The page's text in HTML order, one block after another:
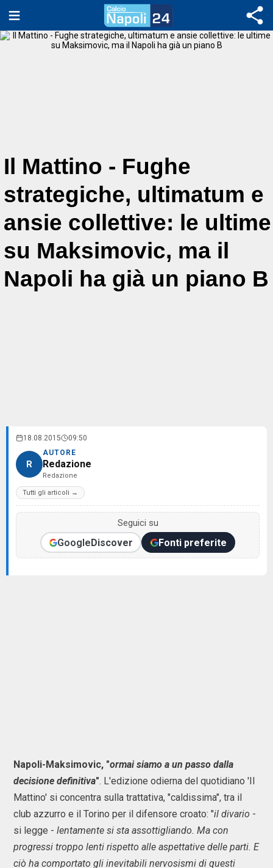
Il Mattino - Fughe
strategiche, ultimatum e
ansie collettive: le ultime
su Maksimovic, ma il
Napoli ha già un piano B
18.08.2015 09:50
R
AUTORE
Redazione
Redazione
Tutti gli articoli →
Seguici su
GoogleDiscover Fonti preferite
Napoli-Maksimovic, "ormai siamo a un passo dalla
decisione definitiva". L'edizione odierna del quotidiano 'Il
Mattino' si concentra sulla trattativa, "caldissima", tra il
club azzurro e il Torino per il difensore croato: "il divario -
si legge - lentamente si sta assottigliando. Ma con
progressi troppo lenti rispetto alle aspettative delle parti. E
ciò ha comportato gli inevitabili nervosismi di questi